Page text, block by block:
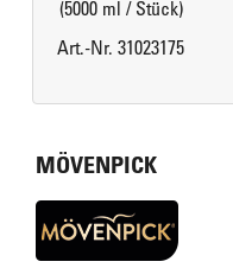
(5000 ml / Stück)
Art.-Nr. 31023175
MÖVENPICK